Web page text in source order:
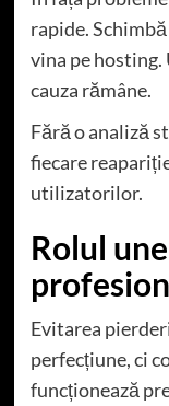
rapide.
vina pe
cauza rămâne.
Fără o analiză
fiecare
utilizatorilor.
Rolul
Evitarea
perfecțiune, ci
funcționează